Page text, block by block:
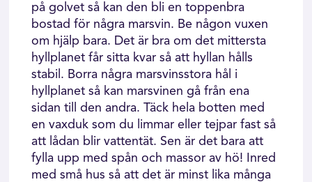
på golvet så kan den bli en toppenbra
bostad för några marsvin. Be någon vuxen
om hjälp bara. Det är bra om det mittersta
hyllplanet får sitta kvar så att hyllan hålls
stabil. Borra några marsvinsstora hål i
hyllplanet så kan marsvinen gå från ena
sidan till den andra. Täck hela botten med
en vaxduk som du limmar eller tejpar fast så
att lådan blir vattentät. Sen är det bara att
fylla upp med spån och massor av hö! Inred
med små hus så att det är minst lika många